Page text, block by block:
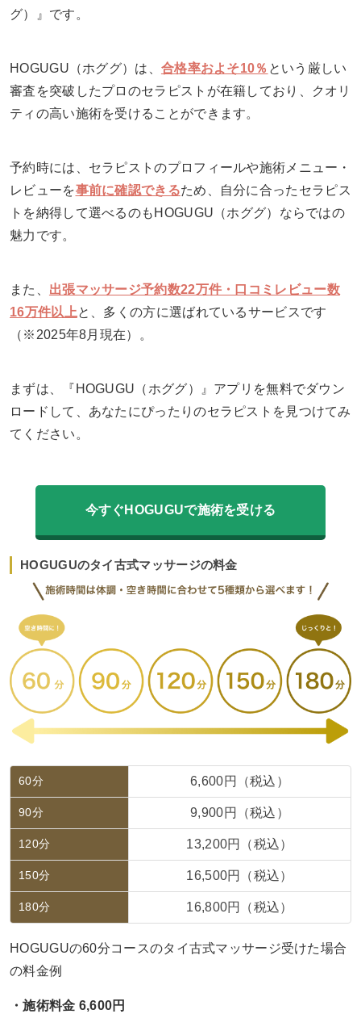
グ）』です。
HOGUGU（ホググ）は、 合格率およそ10％ という厳しい
審査を突破したプロのセラピストが在籍しており、クオリ
ティの高い施術を受けることができます。
予約時には、セラピストのプロフィールや施術メニュー・
レビューを事前に確認できるため、自分に合ったセラピス
トを納得して選べるのもHOGUGU（ホググ）ならではの
魅力です。
また、 出張マッサージ予約数22万件・口コミレビュー数
16万件以上と、多くの方に選ばれているサービスです
（※2025年8月現在）。
まずは、『HOGUGU（ホググ）』アプリを無料でダウン
ロードして、あなたにぴったりのセラピストを見つけてみ
てください。
今すぐHOGUGUで施術を受ける
HOGUGUのタイ古式マッサージの料金
60分 6,600円（税込）
90分 9,900円（税込）
120分 13,200円（税込）
150分 16,500円（税込）
180分 16,800円（税込）
HOGUGUの60分コースのタイ古式マッサージ受けた場合
の料金例
・施術料金 6,600円